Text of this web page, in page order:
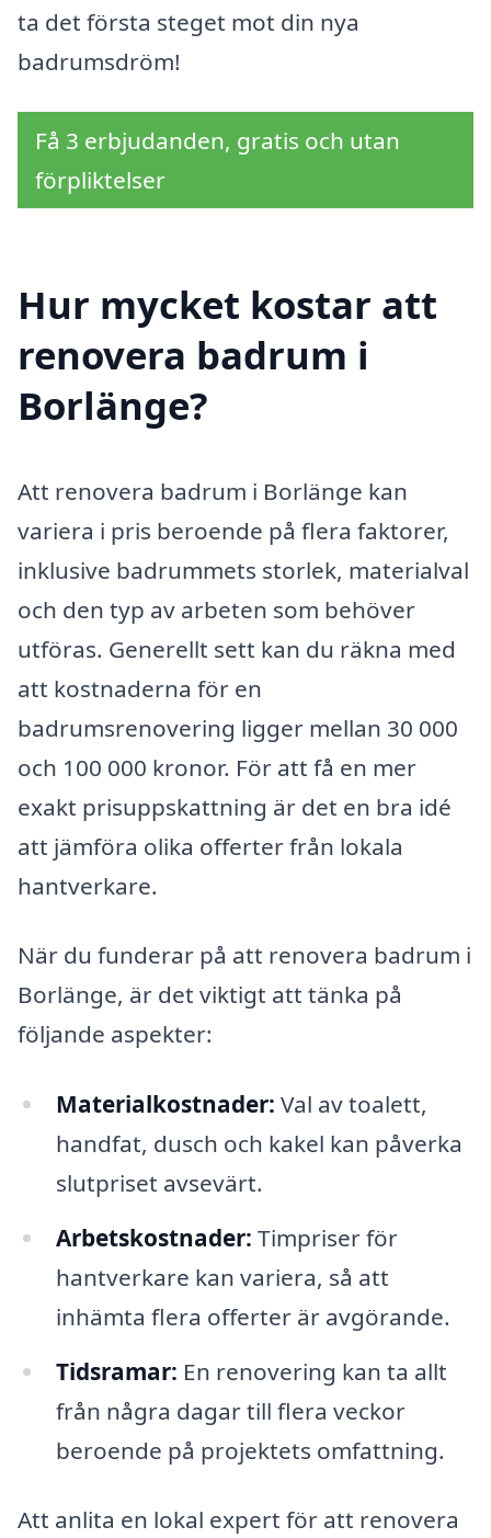
ta det första steget mot din nya
badrumsdröm!
Få 3 erbjudanden, gratis och utan
förpliktelser
Hur mycket kostar att
renovera badrum i
Borlänge?
Att renovera badrum i Borlänge kan
variera i pris beroende på flera faktorer,
inklusive badrummets storlek, materialval
och den typ av arbeten som behöver
utföras. Generellt sett kan du räkna med
att kostnaderna för en
badrumsrenovering ligger mellan 30 000
och 100 000 kronor. För att få en mer
exakt prisuppskattning är det en bra idé
att jämföra olika offerter från lokala
hantverkare.
När du funderar på att renovera badrum i
Borlänge, är det viktigt att tänka på
följande aspekter:
Materialkostnader: Val av toalett,
handfat, dusch och kakel kan påverka
slutpriset avsevärt.
Arbetskostnader: Timpriser för
hantverkare kan variera, så att
inhämta flera offerter är avgörande.
Tidsramar: En renovering kan ta allt
från några dagar till flera veckor
beroende på projektets omfattning.
Att anlita en lokal expert för att renovera